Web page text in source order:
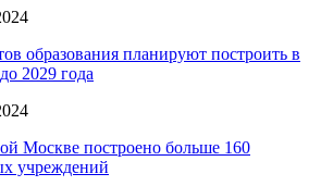
образования планируют построить в
2029 года
Москве построено больше 160
учреждений